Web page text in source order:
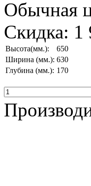
Обычная
Скидка: 1
Высота(мм.):
650
Ширина (мм.): 630
Глубина (мм.): 170